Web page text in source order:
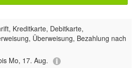
Kreditkarte, Debitkarte,
Überweisung, Bezahlung nach
Mo, 17. Aug.